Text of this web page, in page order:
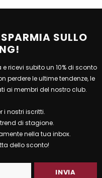
SULLO
ricevi subito un 10% di sconto
perdere le ultime tendenze, le
ai membri del nostro club.
i nostri iscritti.
di stagione.
nella tua inbox.
dello sconto!